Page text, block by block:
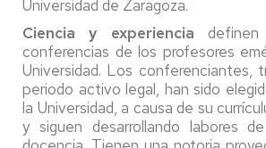
Universidad de Zaragoza.
Ciencia y experiencia
conferencias de los profesores
Universidad. Los conferenciantes,
periodo activo legal, han sido
la Universidad, a causa de su
y siguen desarrollando labores